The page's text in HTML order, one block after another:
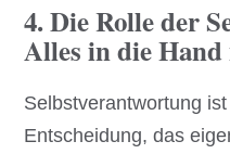
4. Die Rolle der
Alles in die Hand
Selbstverantwortung
Entscheidung, das